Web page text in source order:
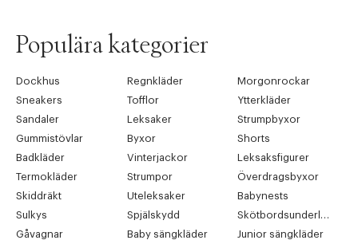
Populära kategorier
Dockhus Regnkläder
Morgonrockar
Sneakers
Tofflor
Ytterkläder
Sandaler
Leksaker
Strumpbyxor
Gummistövlar
Byxor
Shorts
Badkläder
Vinterjackor
Leksaksfigurer
Termokläder
Strumpor
Överdragsbyxor
Skiddräkt
Uteleksaker
Babynests
Sulkys
Spjälskydd
Gåvagnar
Baby sängkläder
Junior sängkläder